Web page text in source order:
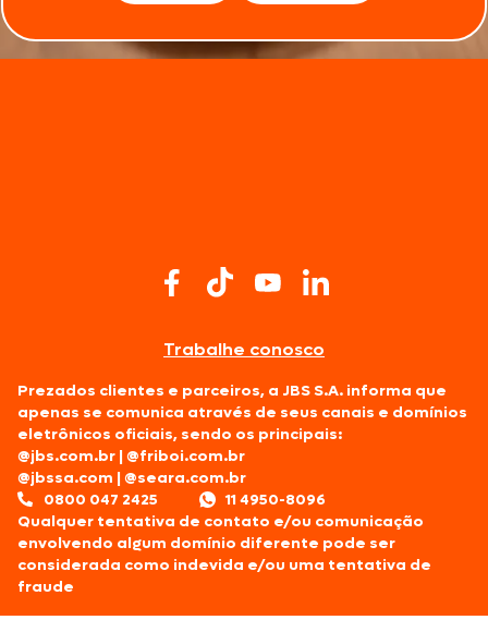
Trabalhe conosco
Prezados clientes e parceiros, a JBS S.A. informa que
apenas se comunica através de seus canais e domínios
eletrônicos oficiais, sendo os principais:
@jbs.com.br |@friboi.com.br
@jbssa.com |@seara.com.br
0800 047 2425
11 4950-8096
Qualquer tentativa de contato e/ou comunicação
envolvendo algum domínio diferente pode ser
considerada como indevida e/ou uma tentativa de
fraude